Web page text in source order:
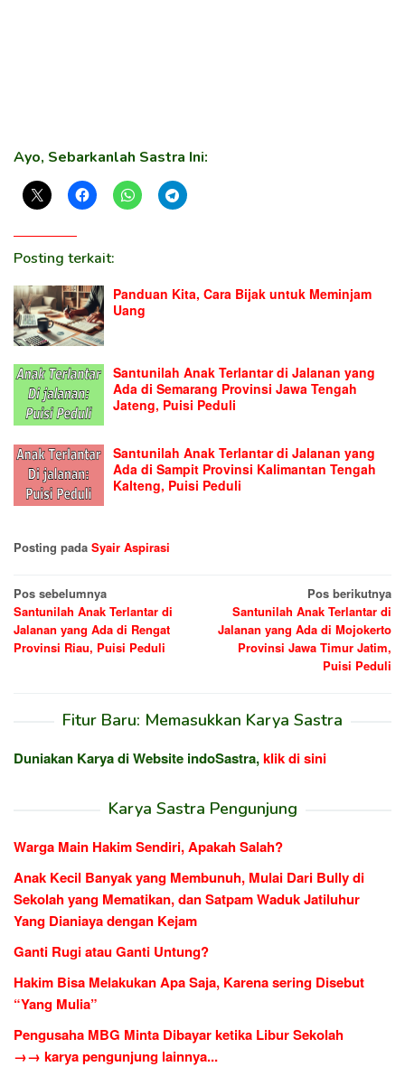
Ayo, Sebarkanlah Sastra Ini:
Posting terkait:
Panduan Kita, Cara Bijak untuk Meminjam
Uang
Santunilah Anak Terlantar di Jalanan yang
Ada di Semarang Provinsi Jawa Tengah
Jateng, Puisi Peduli
Santunilah Anak Terlantar di Jalanan yang
Ada di Sampit Provinsi Kalimantan Tengah
Kalteng, Puisi Peduli
Posting pada Syair Aspirasi
Navigasi
pos
Pos sebelumnya
Santunilah Anak Terlantar di
Jalanan yang Ada di Rengat
Provinsi Riau, Puisi Peduli
Pos berikutnya
Santunilah Anak Terlantar di
Jalanan yang Ada di Mojokerto
Provinsi Jawa Timur Jatim,
Puisi Peduli
Fitur Baru: Memasukkan Karya Sastra
Duniakan Karya di Website indoSastra,klik di sini
Karya Sastra Pengunjung
Warga Main Hakim Sendiri, Apakah Salah?
Anak Kecil Banyak yang Membunuh, Mulai Dari Bully di
Sekolah yang Mematikan, dan Satpam Waduk Jatiluhur
Yang Dianiaya dengan Kejam
Ganti Rugi atau Ganti Untung?
Hakim Bisa Melakukan Apa Saja, Karena sering Disebut
“Yang Mulia”
Pengusaha MBG Minta Dibayar ketika Libur Sekolah
→→ karya pengunjung lainnya...